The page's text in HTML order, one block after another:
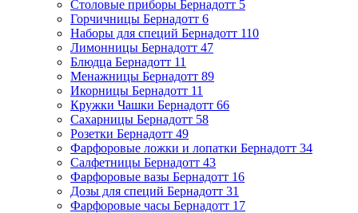
Столовые приборы Бернадотт 5
Горчичницы Бернадотт 6
Наборы для специй Бернадотт 110
Лимонницы Бернадотт 47
Блюдца Бернадотт 11
Менажницы Бернадотт 89
Икорницы Бернадотт 11
Кружки Чашки Бернадотт 66
Сахарницы Бернадотт 58
Розетки Бернадотт 49
Фарфоровые ложки и лопатки Бернадотт 34
Салфетницы Бернадотт 43
Фарфоровые вазы Бернадотт 16
Дозы для специй Бернадотт 31
Фарфоровые часы Бернадотт 17